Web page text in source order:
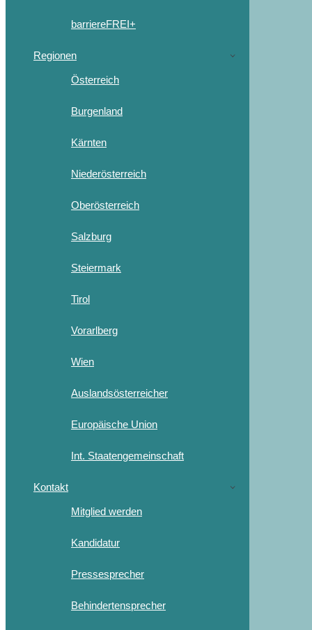
barriereFREI+
Regionen
Österreich
Burgenland
Kärnten
Niederösterreich
Oberösterreich
Salzburg
Steiermark
Tirol
Vorarlberg
Wien
Auslandsösterreicher
Europäische Union
Int. Staatengemeinschaft
Kontakt
Mitglied werden
Kandidatur
Pressesprecher
Behindertensprecher